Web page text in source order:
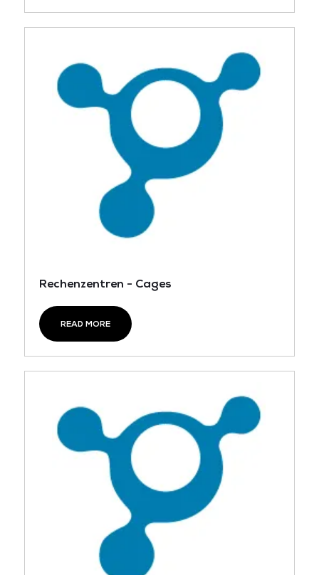
Rechenzentren - Cages
READ MORE